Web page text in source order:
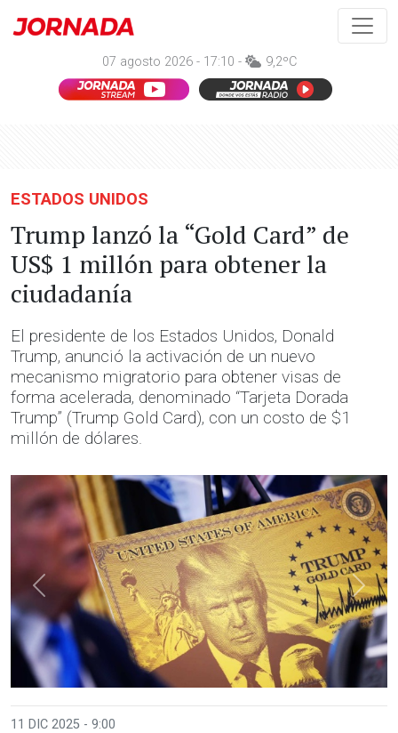
07 agosto 2026 - 17:10 - 9,2ºC
ESTADOS UNIDOS
Trump lanzó la “Gold Card” de
US$ 1 millón para obtener la
ciudadanía
El presidente de los Estados Unidos, Donald
Trump, anunció la activación de un nuevo
mecanismo migratorio para obtener visas de
forma acelerada, denominado “Tarjeta Dorada
Trump” (Trump Gold Card), con un costo de $1
millón de dólares.
Anterior
11 DIC 2025 - 9:00